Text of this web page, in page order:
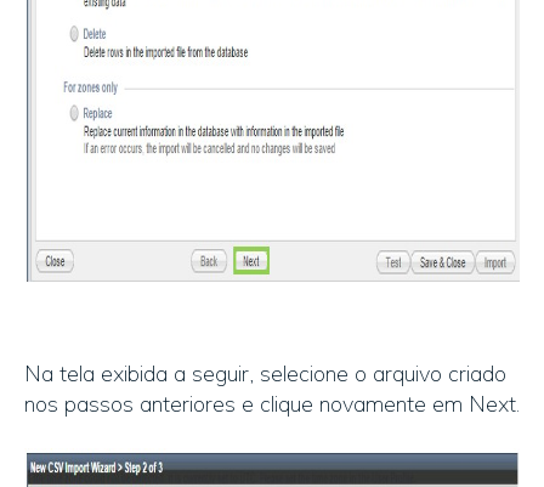
Na tela exibida a seguir, selecione o arquivo criado
nos passos anteriores e clique novamente em Next.